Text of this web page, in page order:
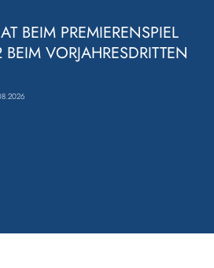
BEIM PREMIERENSPIEL
VORJAHRESDRITTEN